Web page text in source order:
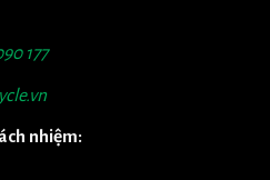
177
nhiệm: